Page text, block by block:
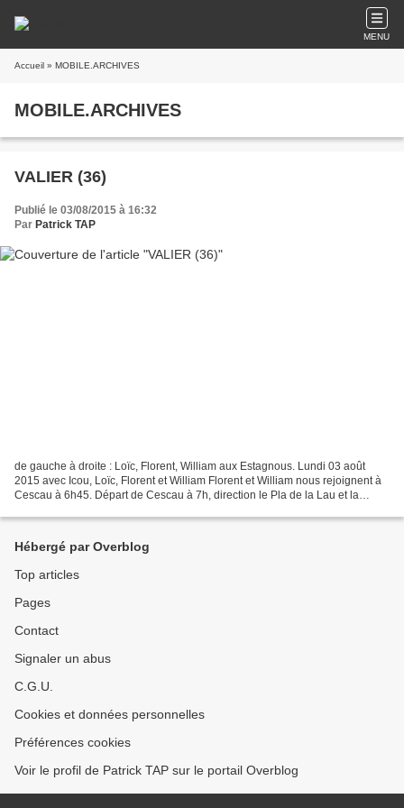
MENU
Accueil » MOBILE.ARCHIVES
MOBILE.ARCHIVES
VALIER (36)
Publié le 03/08/2015 à 16:32
Par Patrick TAP
de gauche à droite : Loïc, Florent, William aux Estagnous. Lundi 03 août
2015 avec Icou, Loïc, Florent et William Florent et William nous rejoignent à
Cescau à 6h45. Départ de Cescau à 7h, direction le Pla de la Lau et la
Hébergé par Overblog
Top articles
Pages
Contact
Signaler un abus
C.G.U.
Cookies et données personnelles
Préférences cookies
Voir le profil de Patrick TAP sur le portail Overblog